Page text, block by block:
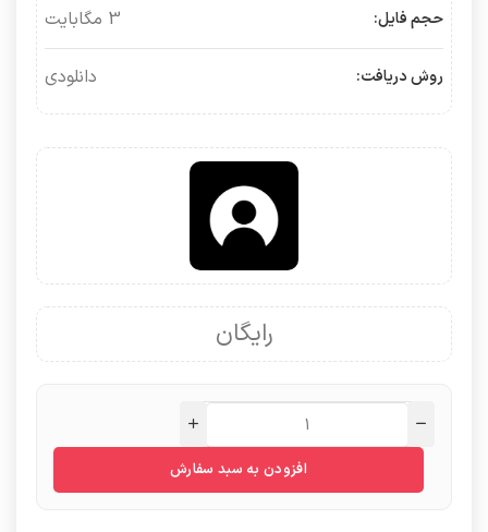
حجم فایل: 3 مگابایت
روش دریافت: دانلودی
رایگان
افزودن به سبد سفارش